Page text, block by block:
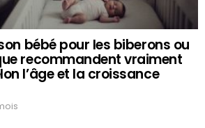
bébé pour les biberons ou
recommandent vraiment
l’âge et la croissance